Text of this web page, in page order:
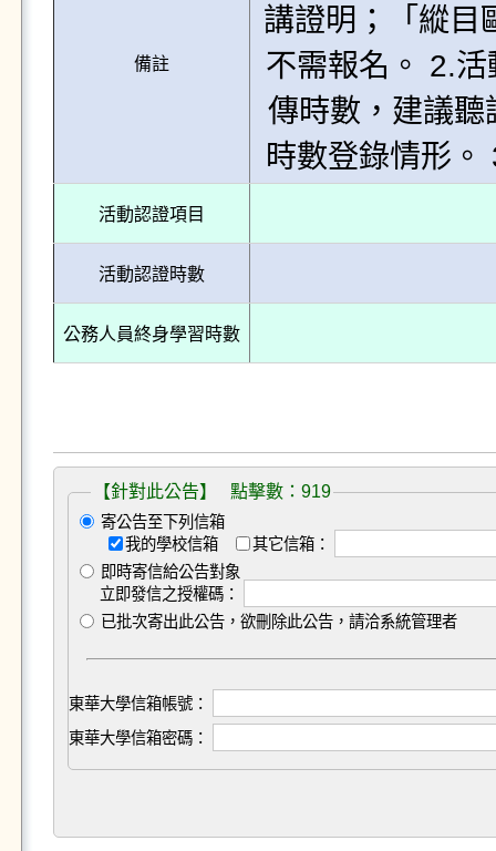
備註
講證明；「縱目
不需報名。 2.
傳時數，建議
時數登錄情形
活動認證項目
活動認證時數
公務人員終身學習時數
【針對此公告】 點擊數：919
寄公告至下列信箱
我的學校信箱
其它信箱：
即時寄信給公告對象
立即發信之授權碼：
已批次寄出此公告，欲刪除此公告，請洽系統管理者
東華大學信箱帳號：
東華大學信箱密碼：